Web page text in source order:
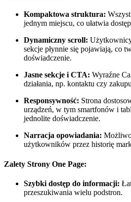
Kompaktowa struktura:
jednym miejscu, co ułatwia
Dynamiczny scroll:
sekcje płynnie się pojawiają, co
doświadczenie.
Jasne sekcje i CTA: Wyraźne
działania, np. kontaktu czy
Responsywność: Strona
urządzeń, w tym smartfonów i
jednolite doświadczenie.
Narracja opowiadania:
użytkowników przez historię
Zalety Strony One Page:
Szybki dostęp do informacji:
przeszukiwania wielu podstron.